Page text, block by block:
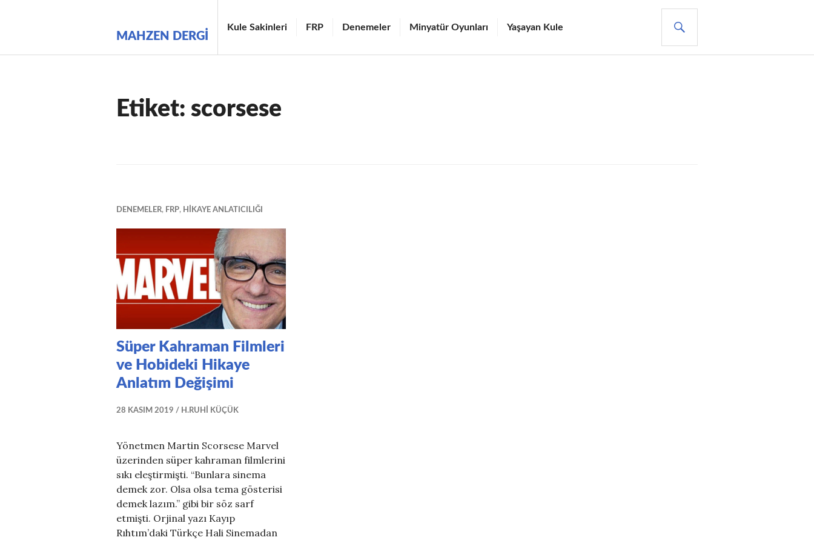
MAHZEN DERGI
Kule Sakinleri FRP Denemeler Minyatür Oyunları Yaşayan Kule
Etiket: scorsese
DENEMELER, FRP, HIKAYE ANLATICILIĞI
Süper Kahraman Filmleri
ve Hobideki Hikaye
Anlatım Değişimi
28 KASIM 2019 H.RUHI KÜÇÜK
Yönetmen Martin Scorsese Marvel
üzerinden süper kahraman filmlerini
sıkı eleştirmişti. “Bunlara sinema
demek zor. Olsa olsa tema gösterisi
demek lazım.” gibi bir söz sarf
etmişti. Orjinal yazı Kayıp
Rıhtım’daki Türkçe Hali Sinemadan